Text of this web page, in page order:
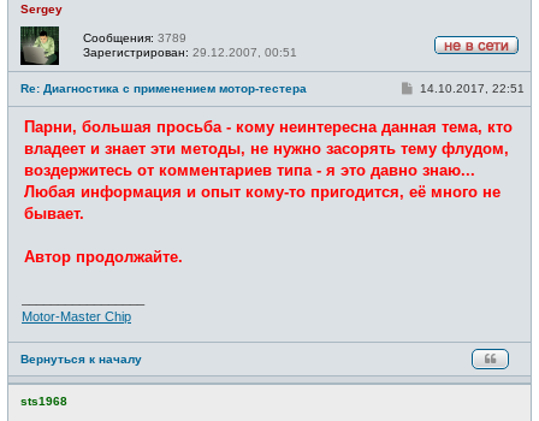
Sergey
е
в
с
Сообщения: 3789
Зарегистрирован: 29.12.2007, 00:51
Re: Диагностика с применением мотор-тестера
С
б
щ
н
и
14.10.2017, 22:51
Парни, большая просьба - кому неинтересна данная тема, кто
владеет и знает эти методы, не нужно засорять тему флудом,
воздержитесь от комментариев типа - я это давно знаю...
Любая информация и опыт кому-то пригодится, её много не
бывает.
Автор продолжайте.
Motor-Master Chip
Вернуться к началу
sts1968